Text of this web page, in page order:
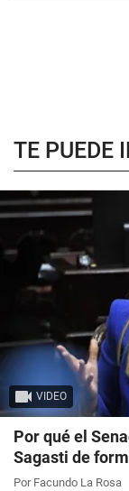
TE PUEDE
VIDEO
Por qué el
Sagasti de
Por Facundo La Rosa